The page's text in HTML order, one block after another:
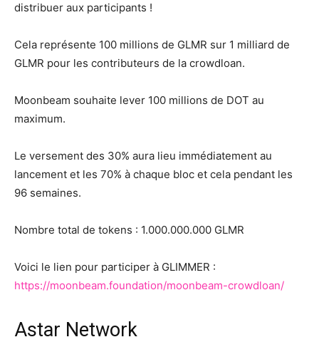
distribuer aux participants !
Cela représente 100 millions de GLMR sur 1 milliard de
GLMR pour les contributeurs de la crowdloan.
Moonbeam souhaite lever 100 millions de DOT au
maximum.
Le versement des 30% aura lieu immédiatement au
lancement et les 70% à chaque bloc et cela pendant les
96 semaines.
Nombre total de tokens : 1.000.000.000 GLMR
Voici le lien pour participer à GLIMMER :
https://moonbeam.foundation/moonbeam-crowdloan/
Astar Network